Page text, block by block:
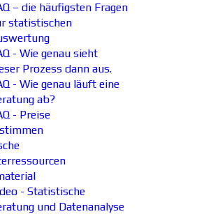
– die häufigsten Fragen
statistischen
- Wie genau sieht
Prozess dann aus.
- Wie genau läuft eine
ab?
- Preise
- Statistische
und Datenanalyse